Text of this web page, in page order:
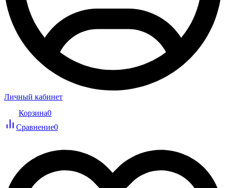
Личный кабинет
Корзина0
Сравнение0